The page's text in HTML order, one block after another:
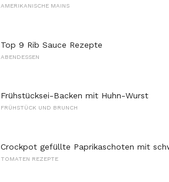
AMERIKANISCHE MAINS
Top 9 Rib Sauce Rezepte
ABENDESSEN
Frühstücksei-Backen mit Huhn-Wurst
FRÜHSTÜCK UND BRUNCH
Crockpot gefüllte Paprikaschoten mit
TOMATEN REZEPTE